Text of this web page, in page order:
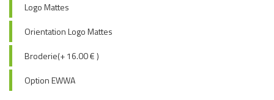
Logo Mattes
Orientation Logo Mattes
Broderie(+ 16.00 € )
Option EWWA